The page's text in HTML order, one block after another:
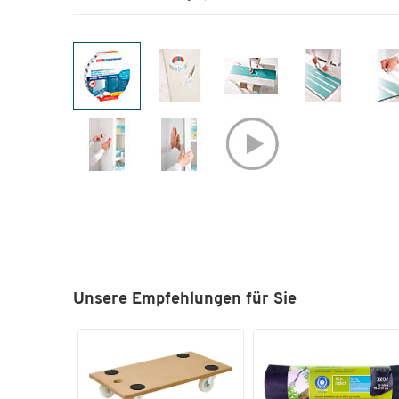
Unsere Empfehlungen für Sie